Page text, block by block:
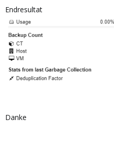
Endresultat
Danke